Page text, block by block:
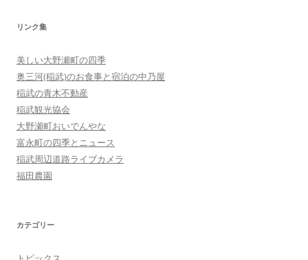
リンク集
美しい大野瀬町の四季
奥三河(稲武)のお食事と宿泊の中乃屋
稲武の青木不動産
稲武観光協会
大野瀬町おいでんやな
富永町の四季とニュース
稲武周辺道路ライブカメラ
福田農園
カテゴリー